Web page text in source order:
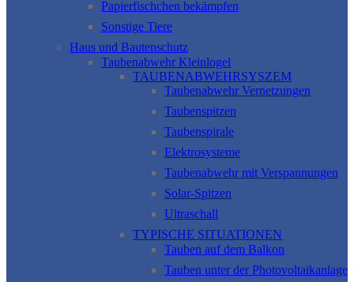
Papierfischchen bekämpfen
Sonstige Tiere
Haus und Bautenschutz
Taubenabwehr Kleinlogel
TAUBENABWEHRSYSZEM
Taubenabwehr Vernetzungen
Taubenspitzen
Taubenspirale
Elektrosysteme
Taubenabwehr mit Verspannungen
Solar-Spitzen
Ultraschall
TYPISCHE SITUATIONEN
Tauben auf dem Balkon
Tauben unter der Photovoltaikanlage